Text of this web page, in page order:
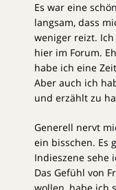
Es war eine
langsam, dass
weniger reizt.
hier im Forum.
habe ich eine
Aber auch ich
und erzählt zu
Generell nervt
ein bisschen. Es
Indieszene sehe
Das Gefühl von